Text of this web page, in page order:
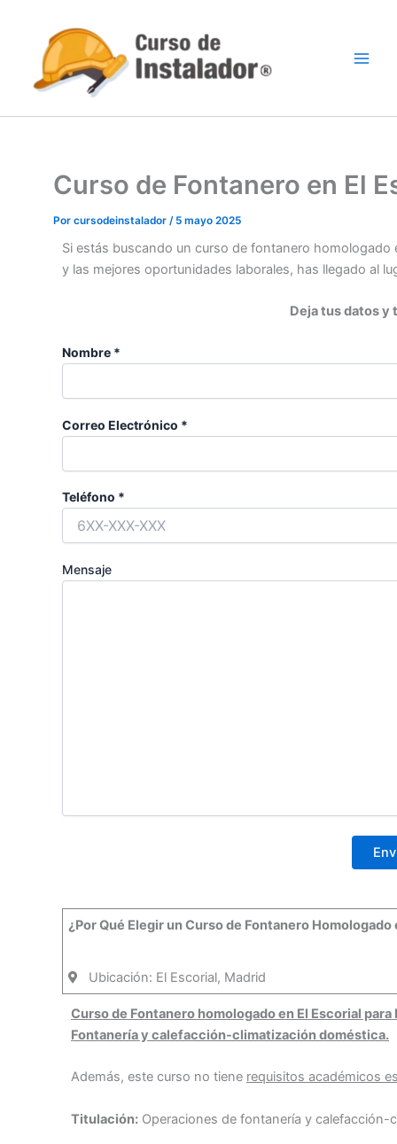
contenido
Curso de Fontanero en El
Por cursodeinstalador / 5 mayo 2025
Si estás buscando un curso de fontanero
y las mejores oportunidades laborales, has llegado al
Deja tus datos y
Nombre *
Correo Electrónico *
Teléfono *
Mensaje
¿Por Qué Elegir un Curso de Fontanero Homologado
Ubicación: El Escorial, Madrid
Curso de Fontanero homologado en El Escorial
Fontanería y calefacción-climatización doméstica.
Además, este curso no tiene requisitos académicos
Titulación: Operaciones de fontanería y